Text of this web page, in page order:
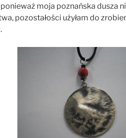
moja poznańska dusza
pozostałości użyłam do